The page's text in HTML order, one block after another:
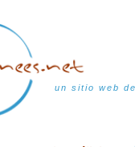
un sitio web